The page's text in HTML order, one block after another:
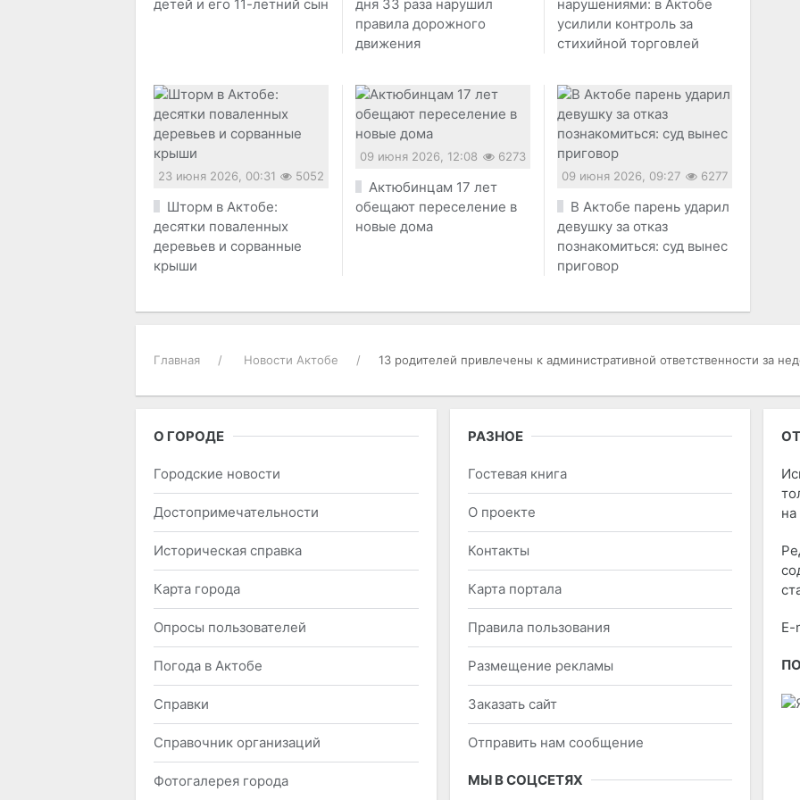
детей и его 11-летний сын
дня 33 раза нарушил
правила дорожного
движения
нарушениями: в Актобе
усилили контроль за
стихийной торговлей
23 июня 2026, 00:31 5052
Шторм в Актобе:
десятки поваленных
деревьев и сорванные
крыши
09 июня 2026, 12:08 6273
Актюбинцам 17 лет
обещают переселение в
новые дома
09 июня 2026, 09:27 6277
В Актобе парень ударил
девушку за отказ
познакомиться: суд вынес
приговор
Главная Новости Актобе 13 родителей привлечены к административной ответственности за
О ГОРОДЕ
Городские новости
Достопримечательности
Историческая справка
Карта города
Опросы пользователей
Погода в Актобе
Справки
Справочник организаций
Фотогалерея города
РАЗНОЕ
Гостевая книга
О проекте
Контакты
Карта портала
Правила пользования
Размещение рекламы
Заказать сайт
Отправить нам сообщение
МЫ В СОЦСЕТЯХ
E-